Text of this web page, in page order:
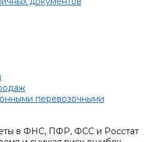
перевозочными
в ФНС, ПФР, ФСС и Росстат